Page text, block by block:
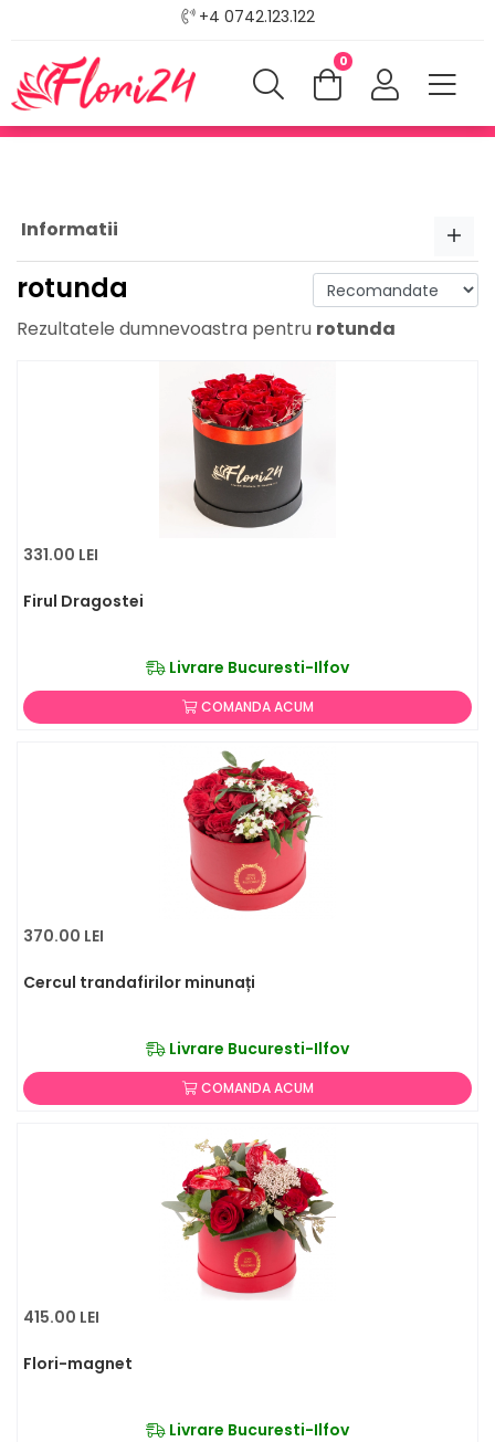
+4 0742.123.122
0
Informatii
rotunda
Rezultatele dumnevoastra pentru rotunda
331.00 LEI
Firul Dragostei
Livrare Bucuresti-Ilfov
COMANDA ACUM
370.00 LEI
Cercul trandafirilor minunați
Livrare Bucuresti-Ilfov
COMANDA ACUM
415.00 LEI
Flori-magnet
Livrare Bucuresti-Ilfov